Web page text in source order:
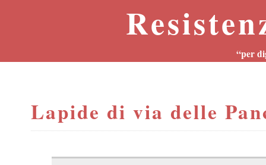
“per
Lapide di via delle